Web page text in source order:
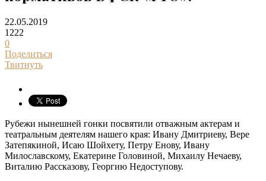
22.05.2019
1222
0
Поделиться
Твитнуть
Рубежи нынешней гонки посвятили отважным актерам и
театральным деятелям нашего края: Ивану Дмитриеву, Вере
Затепякиной, Исаю Шойхету, Петру Енову, Ивану
Милославскому, Екатерине Головиной, Михаилу Нечаеву,
Виталию Рассказову, Георгию Недоступову.